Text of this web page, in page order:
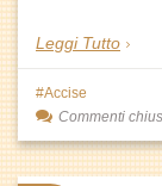
Leggi Tutto
Accise
Commenti